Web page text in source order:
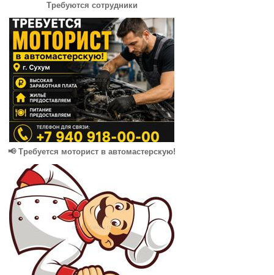
Требуются сотрудники
📢 Требуется моторист в автомастерскую!